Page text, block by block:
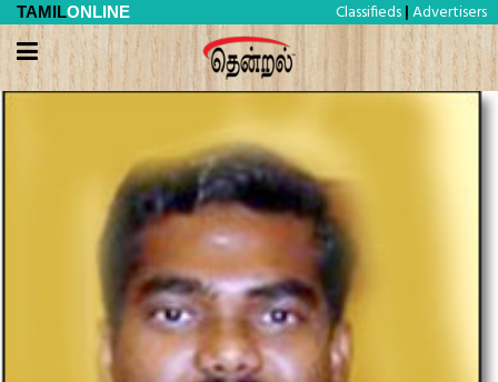
TAMILONLINE Classifieds | Advertisers